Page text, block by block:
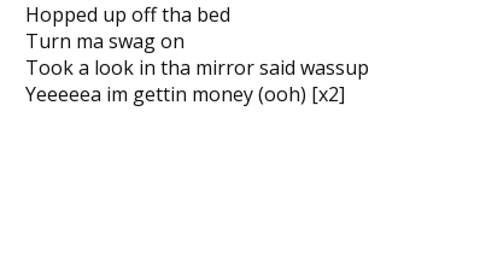
Hopped up off tha bed
Turn ma swag on
Took a look in tha mirror said wassup
Yeeeeea im gettin money (ooh) [x2]